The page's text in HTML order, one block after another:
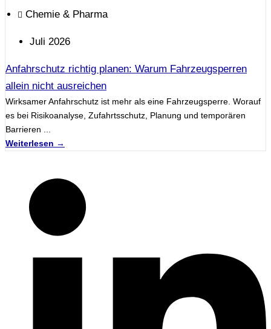
Chemie & Pharma
Juli 2026
Anfahrschutz richtig planen: Warum Fahrzeugsperren
allein nicht ausreichen
Wirksamer Anfahrschutz ist mehr als eine Fahrzeugsperre. Worauf
es bei Risikoanalyse, Zufahrtsschutz, Planung und temporären
Barrieren ...
Weiterlesen →